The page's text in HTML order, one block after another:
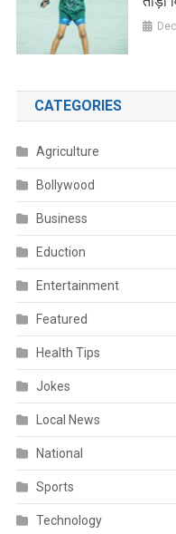
CATEGORIES
Agriculture
Bollywood
Business
Eduction
Entertainment
Featured
Health Tips
Jokes
Local News
National
Sports
Technology